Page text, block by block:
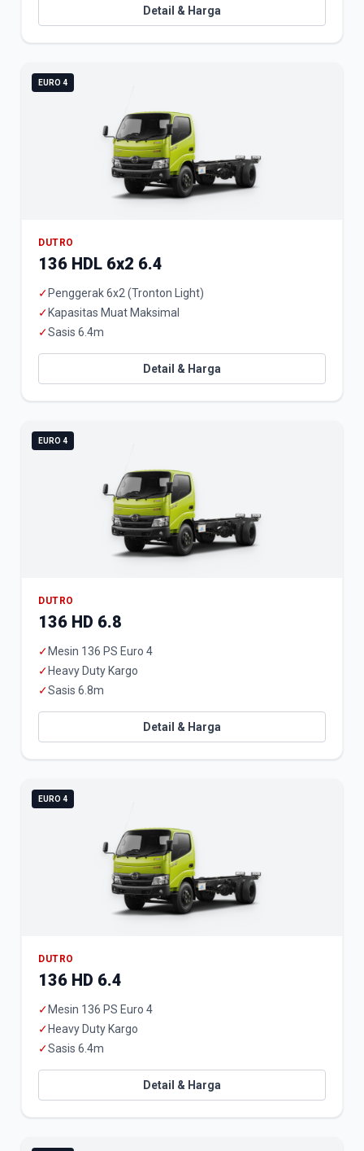
Detail & Harga
EURO 4
DUTRO
136 HDL 6x2 6.4
✓ Penggerak 6x2 (Tronton Light)
✓ Kapasitas Muat Maksimal
✓Sasis 6.4m
Detail & Harga
EURO 4
DUTRO
136 HD 6.8
✓ Mesin 136 PS Euro 4
✓ Heavy Duty Kargo
✓Sasis 6.8m
Detail & Harga
EURO 4
DUTRO
136 HD 6.4
✓ Mesin 136 PS Euro 4
✓ Heavy Duty Kargo
✓Sasis 6.4m
Detail & Harga